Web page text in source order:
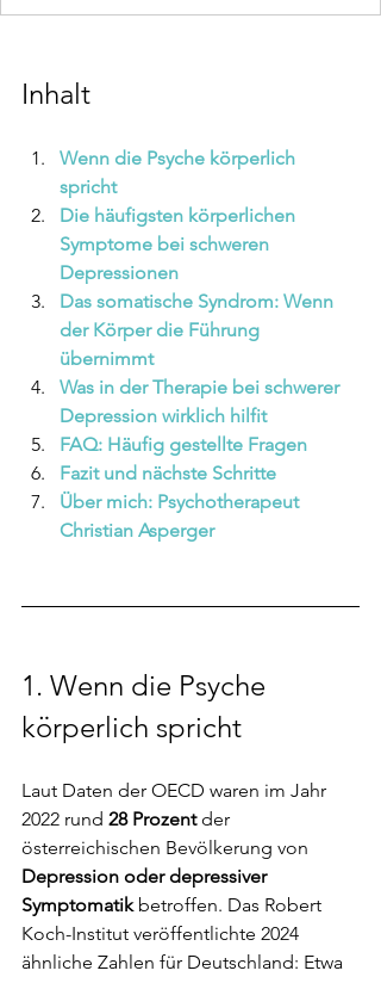
Inhalt
Wenn die Psyche körperlich
spricht
Die häufigsten körperlichen
Symptome bei schweren
Depressionen
Das somatische Syndrom: Wenn
der Körper die Führung
übernimmt
Was in der Therapie bei schwerer
Depression wirklich hilfit
FAQ: Häufig gestellte Fragen
Fazit und nächste Schritte
Über mich: Psychotherapeut
Christian Asperger
1. Wenn die Psyche
körperlich spricht
Laut Daten der OECD waren im Jahr
2022 rund 28 Prozent der
österreichischen Bevölkerung von
Depression oder depressiver
Symptomatik betroffen. Das Robert
Koch-Institut veröffentlichte 2024
ähnliche Zahlen für Deutschland: Etwa